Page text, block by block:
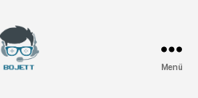
Menü